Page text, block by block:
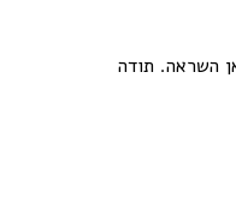
השראה. תודה